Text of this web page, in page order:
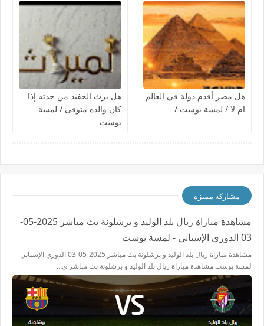
هل مصر أقدم دولة في العالم
ام لا / لمسة بوست /
هل يرث الحفيد من جدته إذا
كان والده متوفى / لمسة
بوست
مشاركة مميزة
مشاهدة مباراة ريال بلد الوليد و برشلونة بث مباشر 2025-05-
03 الدوري الإسباني - لمسة بوست
مشاهدة مباراة ريال بلد الوليد و برشلونة بث مباشر 2025-05-03 الدوري الإسباني -
لمسة بوست مشاهدة مباراة ريال بلد الوليد و برشلونة بث مباشر ي…